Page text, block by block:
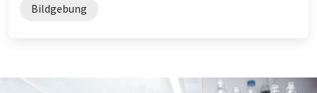
Bildgebung